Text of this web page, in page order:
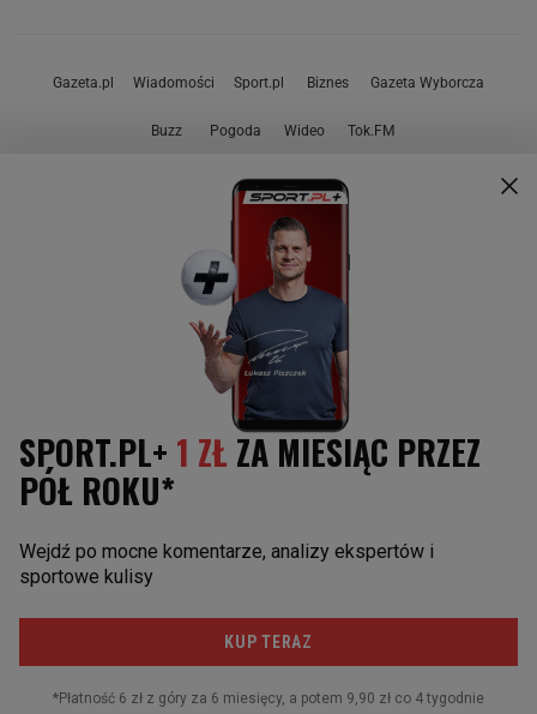
Gazeta.pl Wiadomości Sport.pl Biznes Gazeta Wyborcza
Buzz Pogoda Wideo Tok.FM
Facebook RSS
Copyright © Gazeta.pl sp. z o.o.
Staże u nas Polityka prywatności
Zasady korzystania z portalu
Ustawienia prywatności
Właściciel niniejszego serwisu nie wyraża zgody na zwielokrotnianie ani inne
zastrzeżeniu dot. eksploracji tekstów i danych
serwisów internetowych Grupy Wyborcza.pl
Wybrane treści z serwisu Sport.pl są dostępne po wykupieniu płatnej